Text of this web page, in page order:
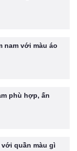
nam với màu áo
phù hợp, ấn
quần màu gì